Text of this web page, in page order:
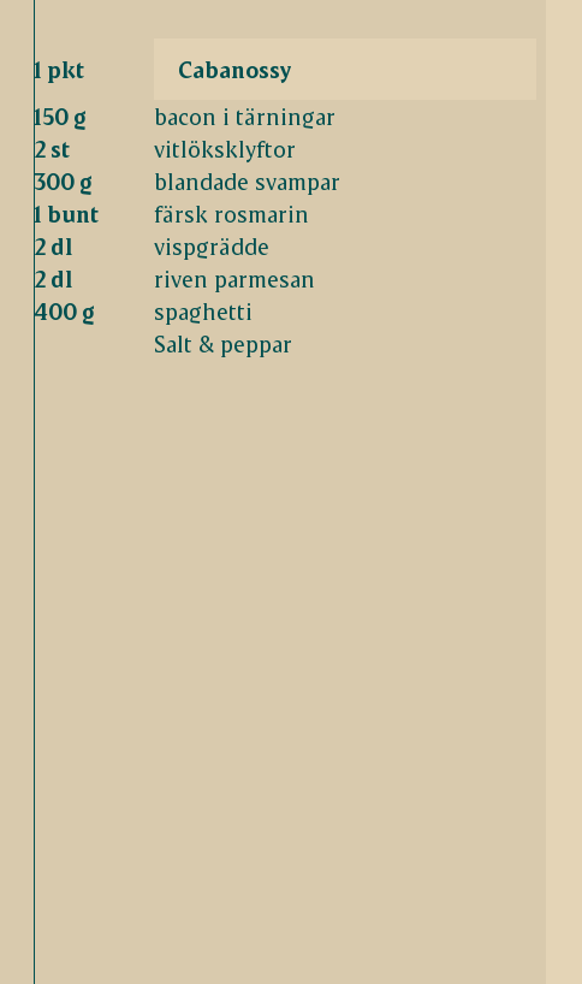
1 pkt
Cabanossy
150 g
bacon i tärningar
2 st
vitlöksklyftor
300 g
blandade svampar
1 bunt
färsk rosmarin
2 dl
vispgrädde
2 dl
riven parmesan
400 g
spaghetti
Salt & peppar